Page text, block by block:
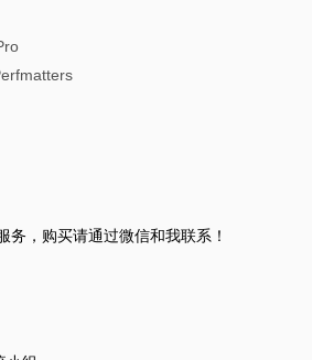
务，购买请通过微信和我联系！